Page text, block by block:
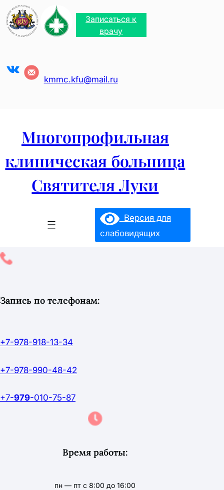
Перейти
содержимому
Записаться к
врачу
VK kmmc.kfu@mail.ru
Многопрофильная
клиническая больница
Святителя Луки
Версия для
слабовидящих
Запись по телефонам:
+7-978-918-13-34
+7-978-990-48-42
+7-979-010-75-87
Время работы:
пн — пт с 8:00 до 16:00